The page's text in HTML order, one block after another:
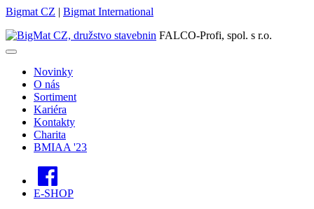
Bigmat CZ | Bigmat International
FALCO-Profi, spol. s r.o.
Novinky
O nás
Sortiment
Kariéra
Kontakty
Charita
BMIAA '23
E-SHOP